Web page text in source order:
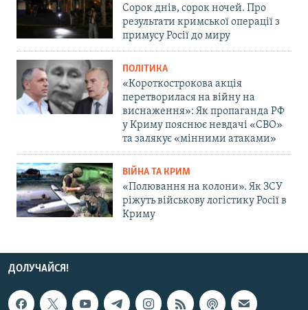
Сорок днів, сорок ночей. Про
результати кримської операції з
примусу Росії до миру
ПОЛІТИКА
«Короткострокова акція
перетворилася на війну на
виснаження»: Як пропаганда РФ
у Криму пояснює невдачі «СВО»
та залякує «мінними атаками»
ВІЙНА ТА КРИМ
«Полювання на колони». Як ЗСУ
ріжуть військову логістику Росії в
Криму
ДОЛУЧАЙСЯ!